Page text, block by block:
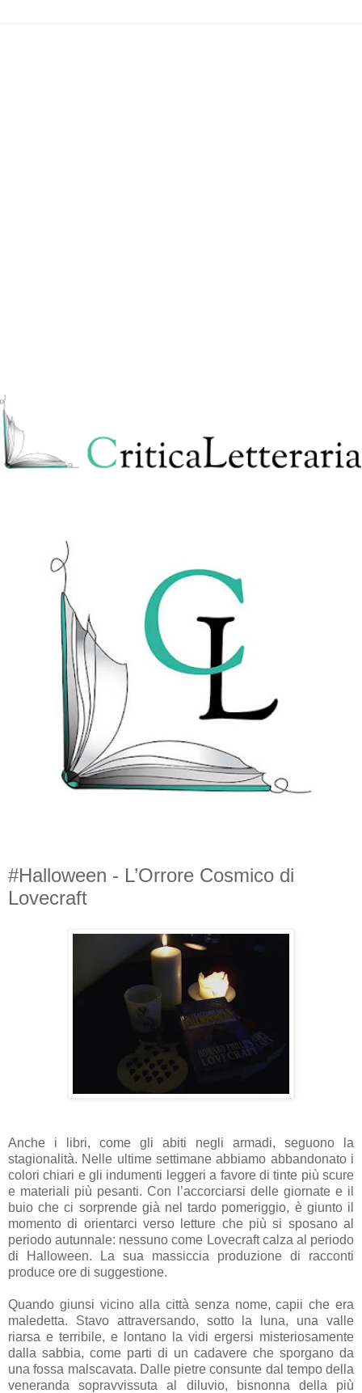
#Halloween - L’Orrore Cosmico di
Lovecraft
Anche i libri, come gli abiti negli armadi, seguono la
stagionalità. Nelle ultime settimane abbiamo abbandonato i
colori chiari e gli indumenti leggeri a favore di tinte più scure
e materiali più pesanti. Con l’accorciarsi delle giornate e il
buio che ci sorprende già nel tardo pomeriggio, è giunto il
momento di orientarci verso letture che più si sposano al
periodo autunnale: nessuno come Lovecraft calza al periodo
di Halloween. La sua massiccia produzione di racconti
produce ore di suggestione.
Quando giunsi vicino alla città senza nome, capii che era
maledetta. Stavo attraversando, sotto la luna, una valle
riarsa e terribile, e lontano la vidi ergersi misteriosamente
dalla sabbia, come parti di un cadavere che sporgano da
una fossa malscavata. Dalle pietre consunte dal tempo della
veneranda sopravvissuta al diluvio, bisnonna della più